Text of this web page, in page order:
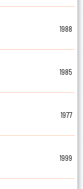
1988
1985
1977
1999